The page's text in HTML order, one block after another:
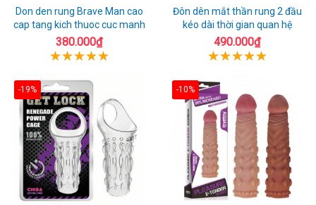
Don den rung Brave Man cao
cap tang kich thuoc cuc manh
380.000₫
Đôn dên mắt thần rung 2 đầu
kéo dài thời gian quan hệ
490.000₫
-19% -10%